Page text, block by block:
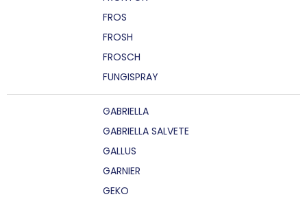
FROS
FROSH
FROSCH
FUNGISPRAY
GABRIELLA
GABRIELLA SALVETE
GALLUS
GARNIER
GEKO